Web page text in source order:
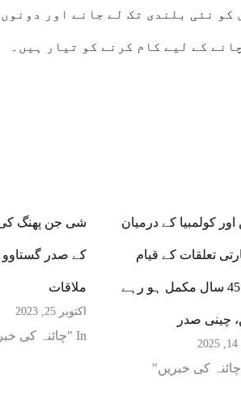
نئی بلندی تک لے جانے اور
کے لیے کام کرنے کو تیار ہیں۔
شی جن پھنگ کی
کے صدر گستاوو
ملاقات
اکتوبر 25, 2023
In "چائنہ کی خبریں"
کولمبیا کے درمیان
تعلقات کے قیام
کی 45 سال مکمل ہو رہے
چینی صدر